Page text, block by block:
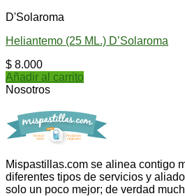
D'Solaroma
Heliantemo (25 ML.) D’Solaroma
$ 8.000
Añadir al carrito
Nosotros
Mispastillas.com se alinea contigo
diferentes tipos de servicios y
solo un poco mejor; de verdad